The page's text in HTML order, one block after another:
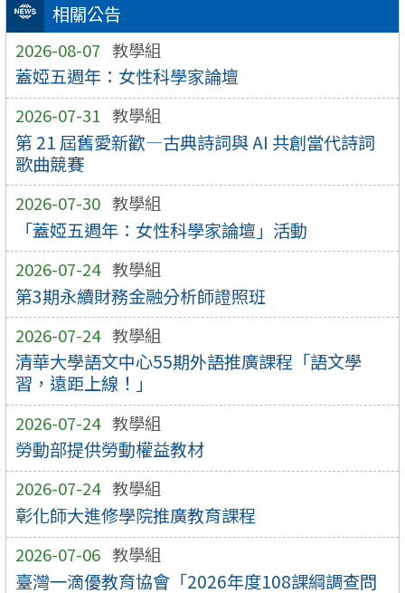
相關公告
2026-08-07 教學組
蓋婭五週年：女性科學家論壇
2026-07-31 教學組
第 21 屆舊愛新歡—古典詩詞與 AI 共創當代詩詞
歌曲競賽
2026-07-30 教學組
「蓋婭五週年：女性科學家論壇」活動
2026-07-24 教學組
第3期永續財務金融分析師證照班
2026-07-24 教學組
清華大學語文中心55期外語推廣課程「語文學
習，遠距上線！」
2026-07-24 教學組
勞動部提供勞動權益教材
2026-07-24 教學組
彰化師大進修學院推廣教育課程
2026-07-06 教學組
臺灣一滴優教育協會「2026年度108課綱調查問